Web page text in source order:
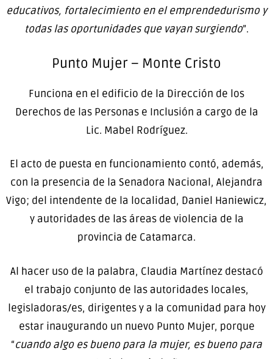
educativos, fortalecimiento en el emprendedurismo y
todas las oportunidades que vayan surgiendo”.
Punto Mujer – Monte Cristo
Funciona en el edificio de la Dirección de los
Derechos de las Personas e Inclusión a cargo de la
Lic. Mabel Rodríguez.
El acto de puesta en funcionamiento contó, además,
con la presencia de la Senadora Nacional, Alejandra
Vigo; del intendente de la localidad, Daniel Haniewicz,
y autoridades de las áreas de violencia de la
provincia de Catamarca.
Al hacer uso de la palabra, Claudia Martínez destacó
el trabajo conjunto de las autoridades locales,
legisladoras/es, dirigentes y a la comunidad para hoy
estar inaugurando un nuevo Punto Mujer, porque
“cuando algo es bueno para la mujer, es bueno para